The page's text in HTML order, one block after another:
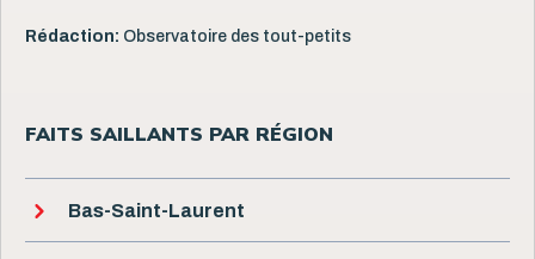
Rédaction: Observatoire des tout-petits
FAITS SAILLANTS PAR RÉGION
Bas-Saint-Laurent